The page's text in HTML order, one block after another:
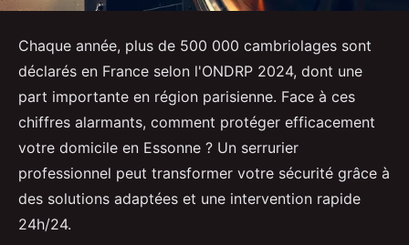
Chaque année, plus de 500 000 cambriolages sont
déclarés en France selon l'ONDRP 2024, dont une
part importante en région parisienne. Face à ces
chiffres alarmants, comment protéger efficacement
votre domicile en Essonne ? Un serrurier
professionnel peut transformer votre sécurité grâce à
des solutions adaptées et une intervention rapide
24h/24.